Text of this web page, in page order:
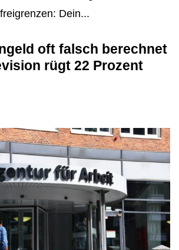
Dein...
oft falsch berechnet
rügt 22 Prozent